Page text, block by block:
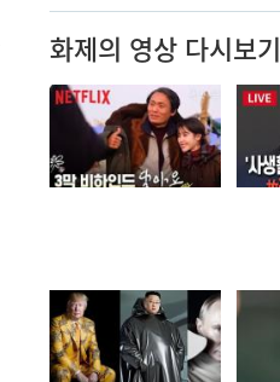
화제의 영상 다시보기